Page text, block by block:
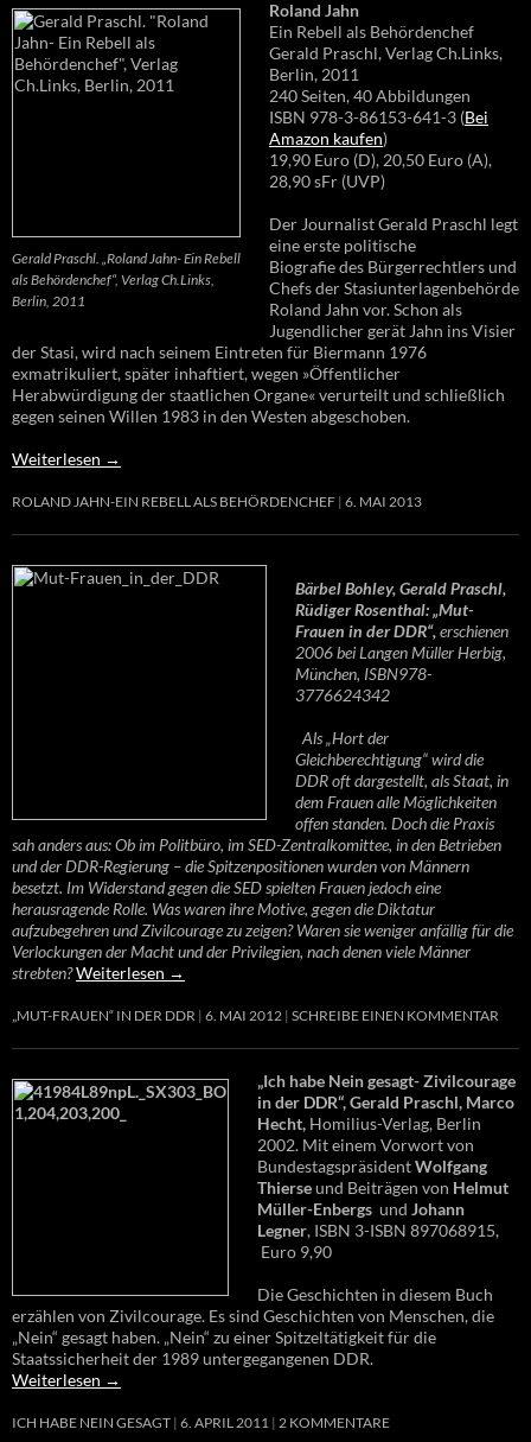
Gerald Praschl. „Roland Jahn- Ein Rebell
als Behördenchef“, Verlag Ch.Links,
Berlin, 2011
Roland Jahn
Ein Rebell als Behördenchef
Gerald Praschl, Verlag Ch.Links,
Berlin, 2011
240 Seiten, 40 Abbildungen
ISBN 978-3-86153-641-3 (Bei
Amazon kaufen)
19,90 Euro (D), 20,50 Euro (A),
28,90 sFr (UVP)
Der Journalist Gerald Praschl legt
eine erste politische
Biografie des Bürgerrechtlers und
Chefs der Stasiunterlagenbehörde
Roland Jahn vor. Schon als
Jugendlicher gerät Jahn ins Visier
der Stasi, wird nach seinem Eintreten für Biermann 1976
exmatrikuliert, später inhaftiert, wegen »Öffentlicher
Herabwürdigung der staatlichen Organe« verurteilt und schließlich
gegen seinen Willen 1983 in den Westen abgeschoben.
Weiterlesen →
ROLAND JAHN-EIN REBELL ALS BEHÖRDENCHEF 6. MAI 2013
Bärbel Bohley, Gerald Praschl,
Rüdiger Rosenthal: „Mut-
Frauen in der DDR“,erschienen
2006 bei Langen Müller Herbig,
München, ISBN978-
3776624342
Als „Hort der
Gleichberechtigung“ wird die
DDR oft dargestellt, als Staat, in
dem Frauen alle Möglichkeiten
offen standen. Doch die Praxis
sah anders aus: Ob im Politbüro, im SED-Zentralkomittee, in den Betrieben
und der DDR-Regierung – die Spitzenpositionen wurden von Männern
besetzt. Im Widerstand gegen die SED spielten Frauen jedoch eine
herausragende Rolle. Was waren ihre Motive, gegen die Diktatur
aufzubegehren und Zivilcourage zu zeigen? Waren sie weniger anfällig für die
Verlockungen der Macht und der Privilegien, nach denen viele Männer
strebten?Weiterlesen →
„MUT-FRAUEN“ IN DER DDR 6. MAI 2012 SCHREIBE EINEN KOMMENTAR
„Ich habe Nein gesagt- Zivilcourage
in der DDR“, Gerald Praschl, Marco
Hecht, Homilius-Verlag, Berlin
2002. Mit einem Vorwort von
BundestagspräsidentWolfgang
Thierseund Beiträgen von Helmut
Müller-Enbergs und Johann
Legner, ISBN 3-ISBN 897068915,
Euro 9,90
Die Geschichten in diesem Buch
erzählen von Zivilcourage. Es sind Geschichten von Menschen, die
„Nein“ gesagt haben. „Nein“ zu einer Spitzeltätigkeit für die
Staatssicherheit der 1989 untergegangenen DDR.
Weiterlesen →
ICH HABE NEIN GESAGT 6. APRIL 2011 2 KOMMENTARE